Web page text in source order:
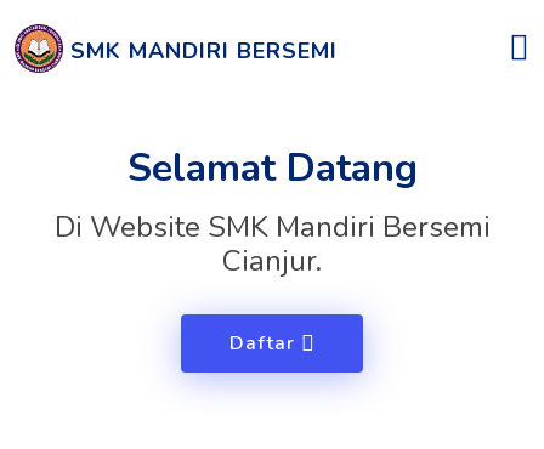
SMK MANDIRI BERSEMI
Selamat Datang
Di Website SMK Mandiri Bersemi
Cianjur.
Daftar